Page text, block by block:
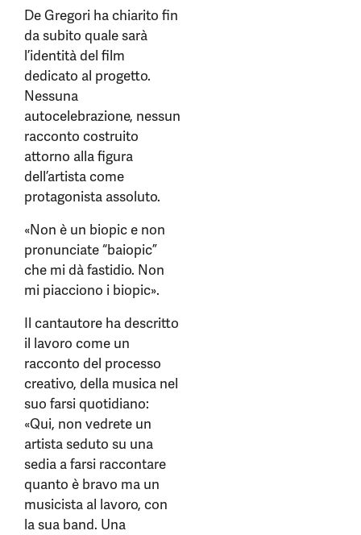
De Gregori ha chiarito fin
da subito quale sarà
l’identità del film
dedicato al progetto.
Nessuna
autocelebrazione, nessun
racconto costruito
attorno alla figura
dell’artista come
protagonista assoluto.
«Non è un biopic e non
pronunciate “baiopic”
che mi dà fastidio. Non
mi piacciono i biopic».
Il cantautore ha descritto
il lavoro come un
racconto del processo
creativo, della musica nel
suo farsi quotidiano:
«Qui, non vedrete un
artista seduto su una
sedia a farsi raccontare
quanto è bravo ma un
musicista al lavoro, con
la sua band. Una